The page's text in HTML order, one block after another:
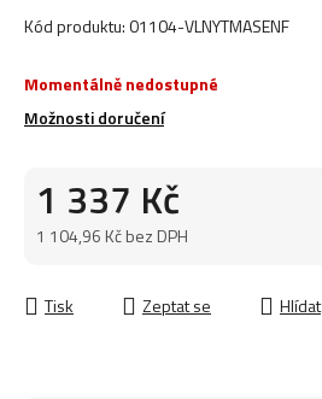
Kód produktu:01104-VLNYTMASENF
Momentálně nedostupné
Možnosti doručení
1 337 Kč
1 104,96 Kč bez DPH
Tisk
Zeptat se Hlídat